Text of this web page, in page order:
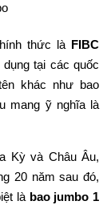
thức là FIBC
tại các quốc
khác như bao
mang ỹ nghĩa là
Kỳ và Châu Âu,
20 năm sau đó,
là bao jumbo 1